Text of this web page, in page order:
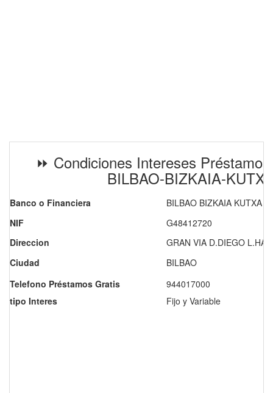
⏩ Condiciones Intereses
BILBAO-BIZKAIA-
Banco o Financiera
BILBAO BIZKAIA KUTXA
NIF
G48412720
Direccion
GRAN VIA D.DIEGO
Ciudad
BILBAO
Telefono Préstamos Gratis
944017000
tipo Interes
Fijo y Variable